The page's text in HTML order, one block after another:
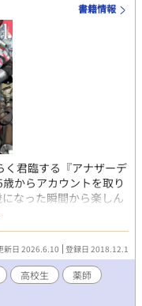
書籍情報
く君臨する『アナザーデ
からアカウントを取り
なった瞬間から楽しん
うをコンセプトにした
と無駄話をし、クエ
中である人を好きにな
てくれちゃってるんだ
だった。 ゲームの中に
ちゃんとログアウトで
主人公俺Tueeeeもあり
新日 2026.6.10 登録日 2018.12.1
高校生
薬師